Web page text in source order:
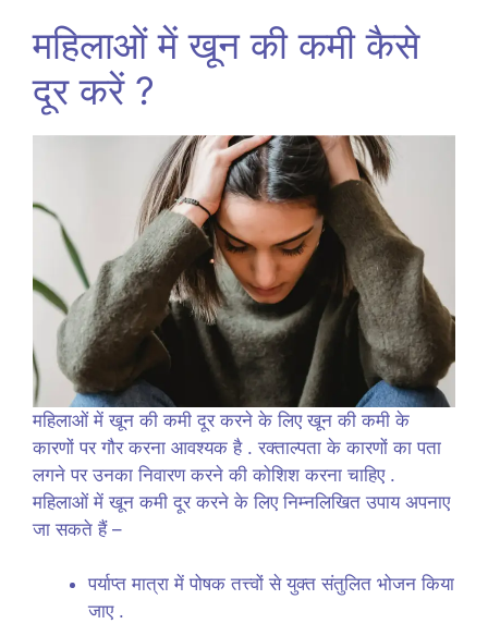
महिलाओं में खून की कमी कैसे
दूर करें ?
महिलाओं में खून की कमी दूर करने के लिए खून की कमी के
कारणों पर गौर करना आवश्यक है . रक्ताल्पता के कारणों का पता
लगने पर उनका निवारण करने की कोशिश करना चाहिए .
महिलाओं में खून कमी दूर करने के लिए निम्नलिखित उपाय अपनाए
जा सकते हैं –
पर्याप्त मात्रा में पोषक तत्त्वों से युक्त संतुलित भोजन किया
जाए .